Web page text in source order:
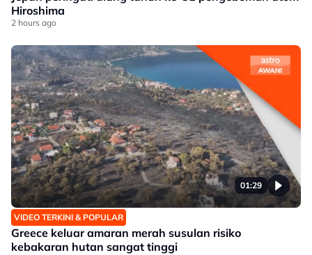
Hiroshima
2 hours ago
01:29
VIDEO TERKINI & POPULAR
Greece keluar amaran merah susulan risiko
kebakaran hutan sangat tinggi